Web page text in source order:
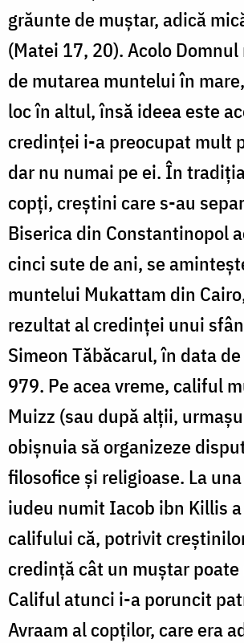
grăunte de muștar, adică
(Matei 17, 20). Acolo
de mutarea muntelui în
loc în altul, însă ideea este
credinței i-a preocupat mult
dar nu numai pe ei. În
copți, creștini care s-au
Biserica din Constantinopol
cinci sute de ani, se
muntelui Mukattam din
rezultat al credinței unui
Simeon Tăbăcarul, în data
979. Pe acea vreme, califul
Muizz (sau după alții,
obișnuia să organizeze
filosofice și religioase. La
iudeu numit Iacob ibn Killis
califului că, potrivit
credință cât un muștar
Califul atunci i-a poruncit
Avraam al copților, care era